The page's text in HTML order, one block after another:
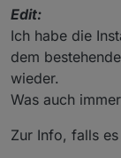
Edit:
Ich habe die
dem
wieder.
Was auch
Zur Info, falls